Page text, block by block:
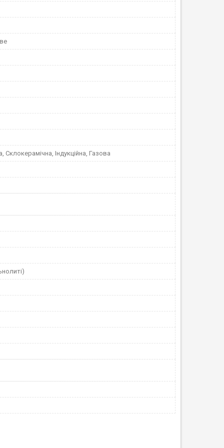
Склокерамічна, Індукційна, Газова